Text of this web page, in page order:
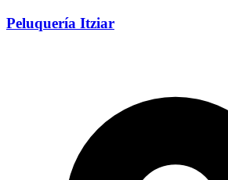
Peluquería Itziar